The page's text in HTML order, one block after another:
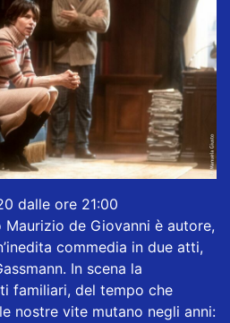
dalle ore 21:00
de Giovanni è autore,
commedia in due atti,
In scena la
familiari, del tempo che
nostre vite mutano negli anni: